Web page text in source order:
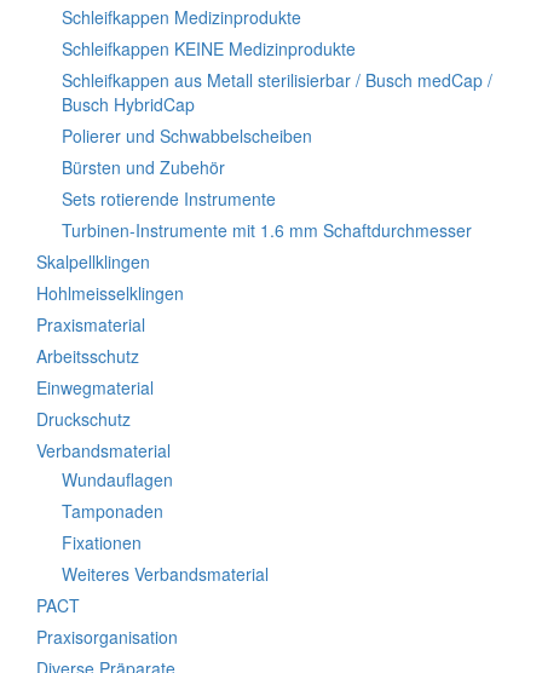
Schleifkappen Medizinprodukte
Schleifkappen KEINE Medizinprodukte
Schleifkappen aus Metall sterilisierbar / Busch medCap /
Busch HybridCap
Polierer und Schwabbelscheiben
Bürsten und Zubehör
Sets rotierende Instrumente
Turbinen-Instrumente mit 1.6 mm Schaftdurchmesser
Skalpellklingen
Hohlmeisselklingen
Praxismaterial
Arbeitsschutz
Einwegmaterial
Druckschutz
Verbandsmaterial
Wundauflagen
Tamponaden
Fixationen
Weiteres Verbandsmaterial
PACT
Praxisorganisation